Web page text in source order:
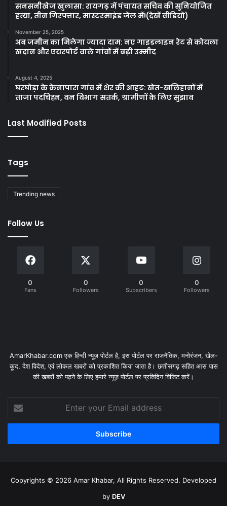
सनसनीखेज खुलासा: रायगढ़ में पंचायत सचिव की सुनियोजित
हत्या, तीन गिरफ्तार, मास्टरमाइंड जेल में!(देखें वीडियो)
November 25, 2025
अब जमीन का मिलेगा ज्यादा दाम: नए गाइडलाइन रेट से कोयला
खदान और एयरपोर्ट वाले गांवों में बढ़ी उम्मीद
August 4, 2025
घरघोड़ा के केनापारा गांव में शेर की आहट: खेत-खलिहानों में
ताजा पदचिह्न, वन विभाग सतर्क, ग्रामीणों के लिए सुझाव
Last Modified Posts
Tags
Trending news
Follow Us
0
Fans
0
Followers
0
Subscribers
0
Followers
AmarKhabar.com एक हिन्दी न्यूज़ पोर्टल है, इस पोर्टल पर राजनैतिक, मनोरंजन, खेल-
कूद, देश विदेश, एवं लोकल खबरों को प्रकाशित किया जाता है। छत्तीसगढ़ सहित आस पास
की खबरों को पढ़ने के लिए हमारे न्यूज़ पोर्टल पर प्रतिदिन विजिट करें।
your
Email
Copyrights © 2026 Amar Khabar, All Rights Reserved. Developed
by DEV